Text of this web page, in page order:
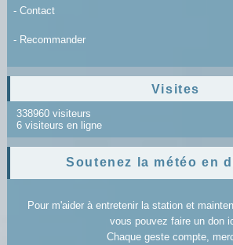
- Contact
- Recommander
Visites
338960 visiteurs
6 visiteurs en ligne
Soutenez la météo en
Pour m'aider à entretenir la station et
vous pouvez faire un don
Chaque geste compte,